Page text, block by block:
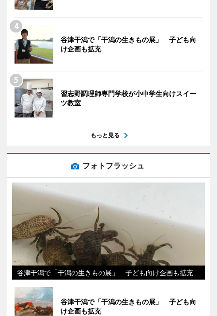
谷津干潟で「干潟の生きもの展」 子ども向
け企画も拡充
習志野調理師専門学校が小中学生向けスイー
ツ教室
もっと見る
フォトフラッシュ
谷津干潟で「干潟の生きもの展」 子ども向け企画も拡充
谷津干潟で「干潟の生きもの展」 子ども向
け企画も拡充